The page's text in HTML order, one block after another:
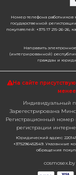
Номер телефона работников
государственной
покупателей: +375 17 215-26-
Направить
(интегрированной)
граждан и
На сайте
менее
Индивидуальный
Зарегестрирована
Регистрационный номер
регистрации
Юридический адрес:
+375296452549. Указанные
обращения